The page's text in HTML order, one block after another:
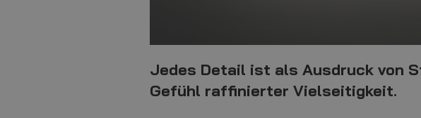
Jedes Detail ist als Ausdruck von
Gefühl raffinierter Vielseitigkeit.